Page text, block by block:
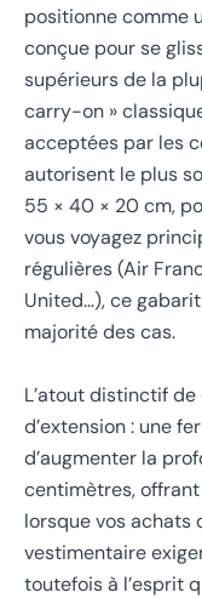
positionne comme
conçue pour se
supérieurs de la
carry-on »
acceptées par les
autorisent le plus
55 × 40 × 20 cm,
vous voyagez
régulières (Air
United…), ce
majorité des cas.
L’atout distinctif
d’extension : une
d’augmenter la
centimètres,
lorsque vos achats
vestimentaire
toutefois à l’esprit